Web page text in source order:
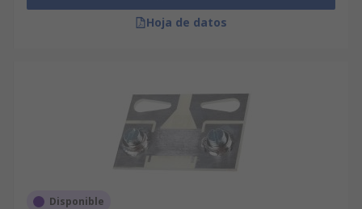
Hoja de datos
Disponible